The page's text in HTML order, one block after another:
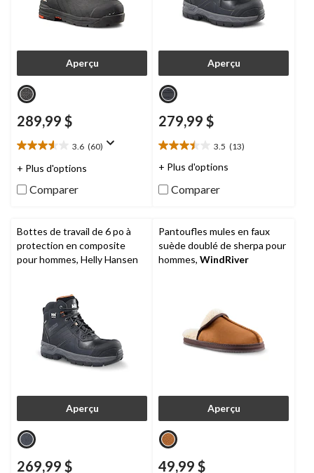
Aperçu
289,99 $
3.6 (60)
3.6
étoile(s)
5.
+ Plus d'options
Comparer
Aperçu
279,99 $
3.5 (13)
3.5
étoile(s)
5.
+ Plus d'options
Comparer
Bottes de travail de 6 po à
protection en composite
pour hommes, Helly Hansen
Aperçu
269,99 $
Pantoufles mules en faux
suède doublé de sherpa pour
hommes, WindRiver
Aperçu
49,99 $